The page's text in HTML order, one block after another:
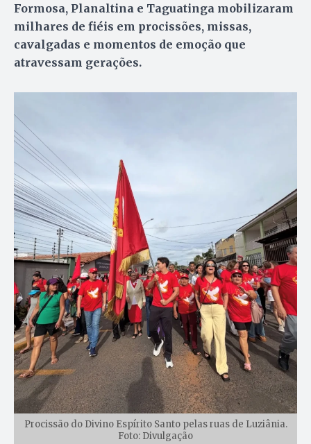
Formosa, Planaltina e Taguatinga mobilizaram
milhares de fiéis em procissões, missas,
cavalgadas e momentos de emoção que
atravessam gerações.
Procissão do Divino Espírito Santo pelas ruas de Luziânia.
Foto: Divulgação